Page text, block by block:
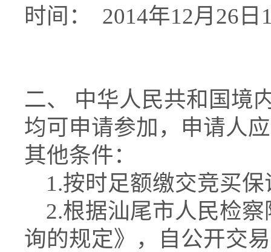
时间： 2014年12月26日
二、 中华人民共和国境
均可申请参加，申请人
其他条件：
1.按时足额缴交竞买保
2.根据汕尾市人民检察
询的规定》，自公开交